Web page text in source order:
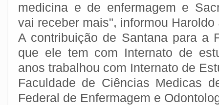
medicina e de enfermagem e
vai receber mais", informou Haroldo
A contribuição de Santana para a
que ele tem com Internato de
anos trabalhou com Internato de
Faculdade de Ciências Medicas
Federal de Enfermagem e